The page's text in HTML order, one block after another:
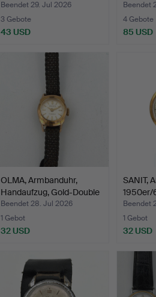
Jahre, H…
Beendet 29. Jul 2026
3 Gebote
43 USD
Jahre,
Beendet
4 Gebote
85 USD
OLMA, Armbanduhr,
Handaufzug, Gold-Double
…
Beendet 28. Jul 2026
1 Gebot
32 USD
SANIT,
1950er/
Hand…
Beendet
1 Gebot
32 USD